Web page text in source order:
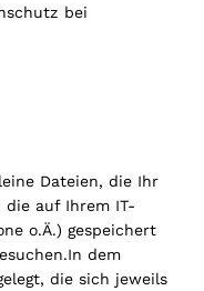
bei
Dateien, die Ihr
auf Ihrem IT-
o.Ä.) gespeichert
dem
die sich jeweils